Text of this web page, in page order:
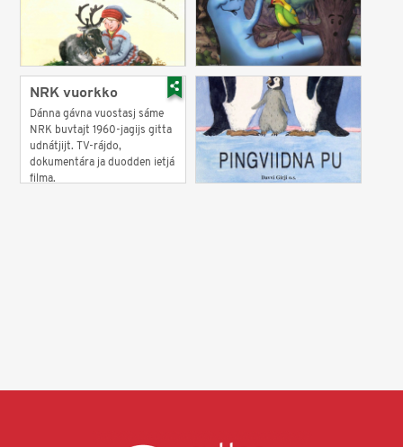
NRK vuorkko
Dánna gávna vuostasj sáme
NRK buvtajt 1960-jagijs gitta
udnátjijt. TV-rájdo,
dokumentára ja duodden ietjá
filma.